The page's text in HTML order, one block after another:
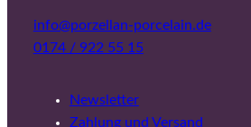
info@porzellan-porcelain.de
0174 / 922 55 15
Newsletter
Zahlung und Versand